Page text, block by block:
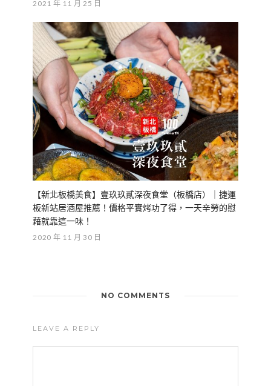
2021 年 11 月 25 日
【新北板橋美食】壹玖玖貳深夜食堂（板橋店）｜捷運
板新站居酒屋推薦！價格平實烤功了得，一天辛勞的慰
藉就靠這一味！
2020 年 11 月 30 日
NO COMMENTS
LEAVE A REPLY